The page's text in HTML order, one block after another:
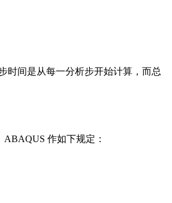
时间是从每一分析步开始计算，而总
作如下规定：